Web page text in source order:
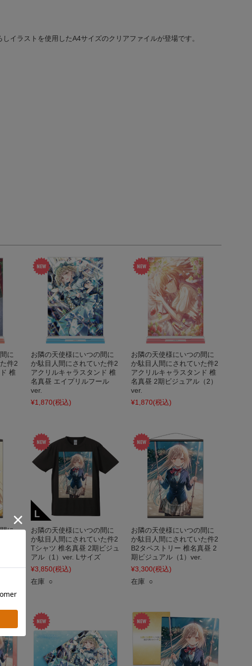
イラストを使用したA4サイズのクリアファイルが登場です。
に
件2
椎
お隣の天使様にいつの間に
か駄目人間にされていた件2
アクリルキャラスタンド 椎
名真昼 エイプリルフール
ver.
¥1,870(税込)
お隣の天使様にいつの間に
か駄目人間にされていた件2
アクリルキャラスタンド 椎
名真昼 2期ビジュアル（2）
ver.
¥1,870(税込)
に
エ
お隣の天使様にいつの間に
か駄目人間にされていた件2
Tシャツ 椎名真昼 2期ビジュ
アル（1）ver. Lサイズ
¥3,850(税込)
在庫 ○
お隣の天使様にいつの間に
か駄目人間にされていた件2
B2タペストリー 椎名真昼 2
期ビジュアル（1）ver.
¥3,300(税込)
在庫 ○